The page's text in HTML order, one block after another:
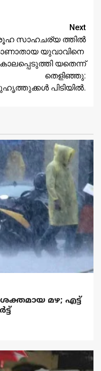
Next
സാഹചര്യ ത്തില്‍
യുവാവിനെ
യതെന്ന്
തെളിഞ്ഞു:
പിടിയില്‍.
മഴ; എട്ട്